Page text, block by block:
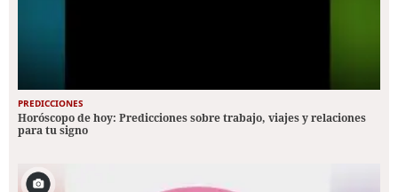
PREDICCIONES
Horóscopo de hoy: Predicciones sobre trabajo, viajes y relaciones
para tu signo